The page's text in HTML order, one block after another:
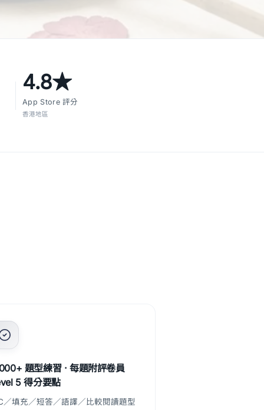
4.8★
App Store 評分
香港地區
題型練習 · 每題附評卷員
5 得分要點
／填充／短答／語譯／比較閱讀題型